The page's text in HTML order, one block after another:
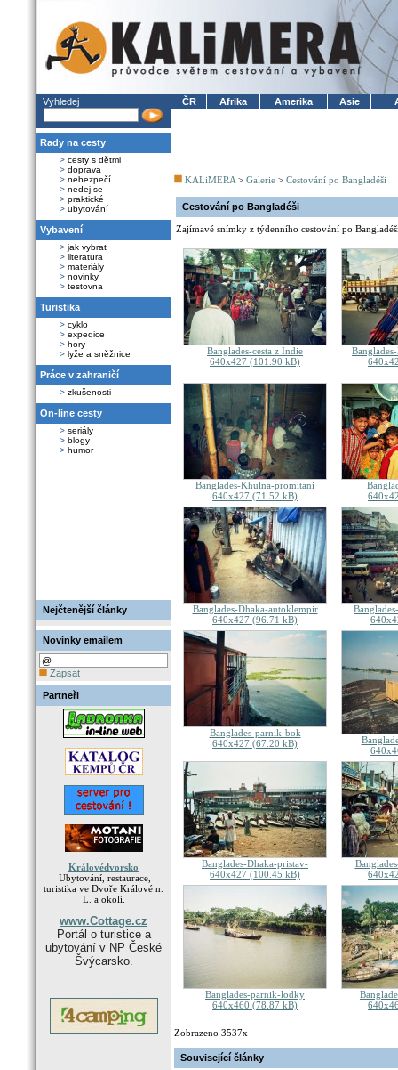
Vyhledej
Rady na cesty
> cesty s dětmi
> doprava
> nebezpečí
> nedej se
> praktické
> ubytování
Vybavení
> jak vybrat
> literatura
> materiály
> novinky
> testovna
Turistika
> cyklo
> expedice
> hory
> lyže a sněžnice
Práce v zahraničí
> zkušenosti
On-line cesty
> seriály
> blogy
> humor
Nejčtenější články
Novinky emailem
Zapsat
Partneři
Královédvorsko
Ubytování, restaurace,
turistika ve Dvoře Králové n.
L. a okolí.
www.Cottage.cz
Portál o turistice a
ubytování v NP České
Švýcarsko.
ČR Afrika Amerika Asie
KALiMERA > Galerie > Cestování po Bangladéši
Cestování po Bangladéši
Zajímavé snímky z týdenního cestování po
Banglades-cesta z Indie
640x427 (101.90 kB)
Banglades-Khulna-promitani
640x427 (71.52 kB)
Banglades-Dhaka-autoklempir
640x427 (96.71 kB)
Banglades-parnik-bok
640x427 (67.20 kB)
Banglades-Dhaka-pristav-
640x427 (100.45 kB)
Banglades-parnik-lodky
640x460 (78.87 kB)
Zobrazeno 3537x
Související články